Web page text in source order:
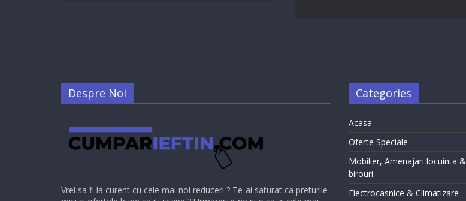
Despre Noi
Vrei sa fi la curent cu cele mai noi reduceri ? Te-ai saturat ca preturile
Categories
Acasa
Oferte Speciale
Mobilier, Amenajari locuinta &
birouri
Electrocasnice & Climatizare